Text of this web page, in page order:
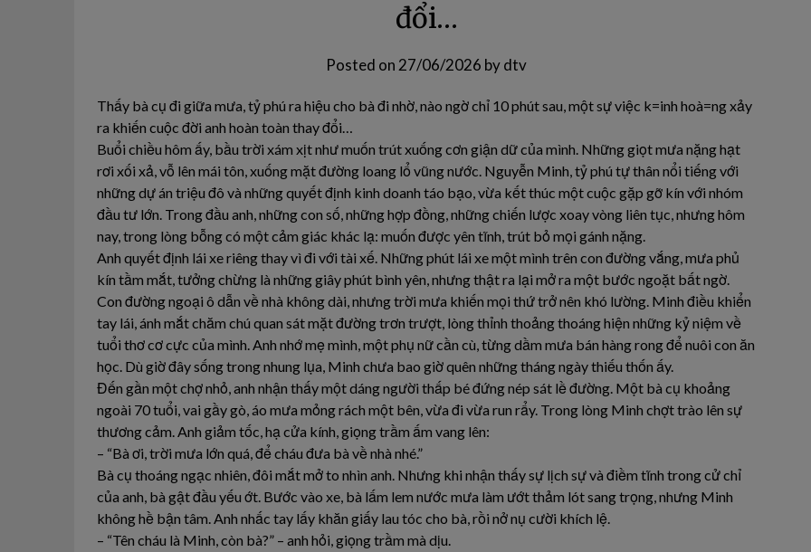
đổi…
Posted on 27/06/2026 bydtv
Thấy bà cụ đi giữa mưa, tỷ phú ra hiệu cho bà đi nhờ, nào ngờ chỉ 10 phút sau, một sự việc k=inh hoà=ng xảy
ra khiến cuộc đời anh hoàn toàn thay đổi…
Buổi chiều hôm ấy, bầu trời xám xịt như muốn trút xuống cơn giận dữ của mình. Những giọt mưa nặng hạt
rơi xối xả, vỗ lên mái tôn, xuống mặt đường loang lổ vũng nước. Nguyễn Minh, tỷ phú tự thân nổi tiếng với
những dự án triệu đô và những quyết định kinh doanh táo bạo, vừa kết thúc một cuộc gặp gỡ kín với nhóm
đầu tư lớn. Trong đầu anh, những con số, những hợp đồng, những chiến lược xoay vòng liên tục, nhưng hôm
nay, trong lòng bỗng có một cảm giác khác lạ: muốn được yên tĩnh, trút bỏ mọi gánh nặng.
Anh quyết định lái xe riêng thay vì đi với tài xế. Những phút lái xe một mình trên con đường vắng, mưa phủ
kín tầm mắt, tưởng chừng là những giây phút bình yên, nhưng thật ra lại mở ra một bước ngoặt bất ngờ.
Con đường ngoại ô dẫn về nhà không dài, nhưng trời mưa khiến mọi thứ trở nên khó lường. Minh điều khiển
tay lái, ánh mắt chăm chú quan sát mặt đường trơn trượt, lòng thỉnh thoảng thoáng hiện những kỷ niệm về
tuổi thơ cơ cực của mình. Anh nhớ mẹ mình, một phụ nữ cần cù, từng dầm mưa bán hàng rong để nuôi con ăn
học. Dù giờ đây sống trong nhung lụa, Minh chưa bao giờ quên những tháng ngày thiếu thốn ấy.
Đến gần một chợ nhỏ, anh nhận thấy một dáng người thấp bé đứng nép sát lề đường. Một bà cụ khoảng
ngoài 70 tuổi, vai gầy gò, áo mưa mỏng rách một bên, vừa đi vừa run rẩy. Trong lòng Minh chợt trào lên sự
thương cảm. Anh giảm tốc, hạ cửa kính, giọng trầm ấm vang lên:
– “Bà ơi, trời mưa lớn quá, để cháu đưa bà về nhà nhé.”
Bà cụ thoáng ngạc nhiên, đôi mắt mở to nhìn anh. Nhưng khi nhận thấy sự lịch sự và điềm tĩnh trong cử chỉ
của anh, bà gật đầu yếu ớt. Bước vào xe, bà lấm lem nước mưa làm ướt thảm lót sang trọng, nhưng Minh
không hề bận tâm. Anh nhấc tay lấy khăn giấy lau tóc cho bà, rồi nở nụ cười khích lệ.
– “Tên cháu là Minh, còn bà?” – anh hỏi, giọng trầm mà dịu.